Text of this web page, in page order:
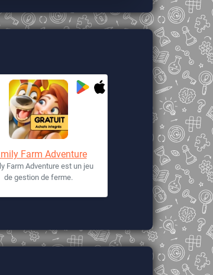
Farm Adventure
Farm Adventure est un jeu
de gestion de ferme.